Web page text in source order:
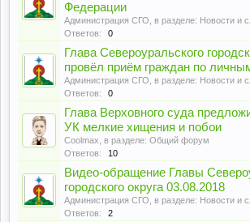
Федерации
Администрация СГО , в разделе: Новости и
Ответов:
0
Глава Североуральского
провёл приём граждан по
Администрация СГО , в разделе: Новости и
Ответов:
0
Глава Верховного суда
УК мелкие хищения и побои
Coolmax , в разделе: Общий форум
Ответов:
10
Видео-обращение Главы
городского округа 03.08.2018
Администрация СГО , в разделе: Новости и
Ответов:
2